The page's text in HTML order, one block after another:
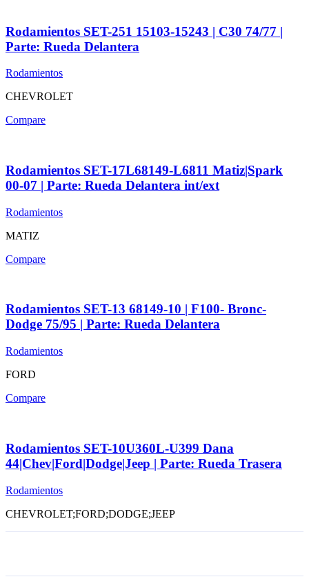
Rodamientos SET-251 15103-15243 | C30 74/77 |
Parte: Rueda Delantera
Rodamientos
CHEVROLET
Compare
Rodamientos SET-17L68149-L6811 Matiz|Spark
00-07 | Parte: Rueda Delantera int/ext
Rodamientos
MATIZ
Compare
Rodamientos SET-13 68149-10 | F100- Bronc-
Dodge 75/95 | Parte: Rueda Delantera
Rodamientos
FORD
Compare
Rodamientos SET-10U360L-U399 Dana
44|Chev|Ford|Dodge|Jeep | Parte: Rueda Trasera
Rodamientos
CHEVROLET;FORD;DODGE;JEEP